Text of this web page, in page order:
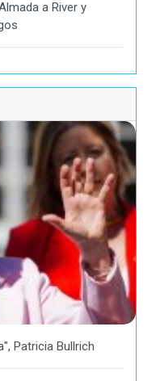
a River y
Patricia Bullrich